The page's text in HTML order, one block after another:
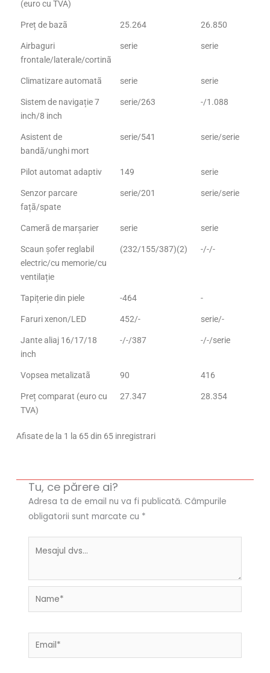
(euro cu TVA)
Preț de bazã 25.264 26.850
Airbaguri
frontale/laterale/cortinã
serie serie
Climatizare automatã serie serie
Sistem de navigație 7
inch/8 inch
serie/263 -/1.088
Asistent de
bandã/unghi mort
serie/541 serie/serie
Pilot automat adaptiv 149 serie
Senzor parcare
fațã/spate
serie/201 serie/serie
Camerã de marșarier serie serie
Scaun șofer reglabil
electric/cu memorie/cu
ventilație
(232/155/387)(2) -/-/-
Tapițerie din piele -464 -
Faruri xenon/LED 452/- serie/-
Jante aliaj 16/17/18
inch
-/-/387 -/-/serie
Vopsea metalizatã 90 416
Preț comparat (euro cu
TVA)
27.347 28.354
Afisate de la 1 la 65 din 65 inregistrari
Tu, ce părere ai?
Adresa ta de email nu va fi publicată. Câmpurile
obligatorii sunt marcate cu *
Name*
Email*